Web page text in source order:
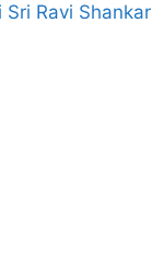
Sri Ravi Shankar